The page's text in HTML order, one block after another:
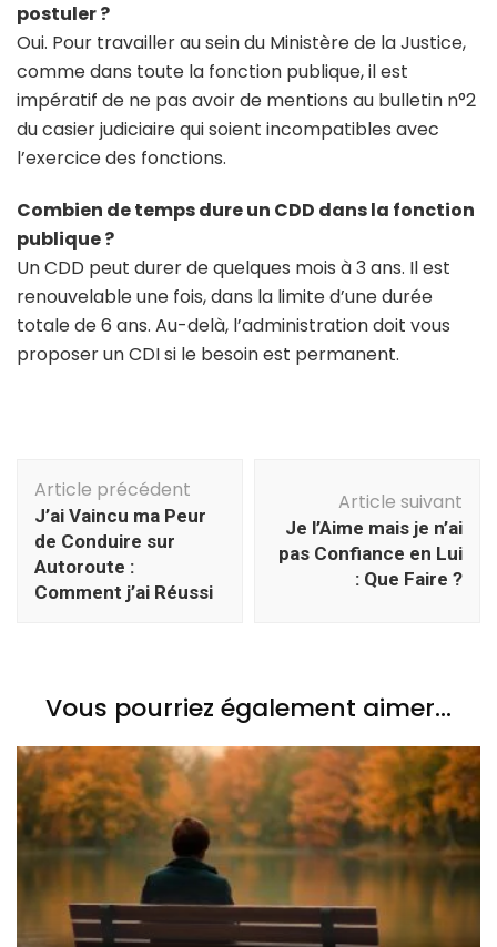
postuler ?
Oui. Pour travailler au sein du Ministère de la Justice,
comme dans toute la fonction publique, il est
impératif de ne pas avoir de mentions au bulletin n°2
du casier judiciaire qui soient incompatibles avec
l’exercice des fonctions.
Combien de temps dure un CDD dans la fonction
publique ?
Un CDD peut durer de quelques mois à 3 ans. Il est
renouvelable une fois, dans la limite d’une durée
totale de 6 ans. Au-delà, l’administration doit vous
proposer un CDI si le besoin est permanent.
d'article
Article précédent
J’ai Vaincu ma Peur
de Conduire sur
Autoroute :
Comment j’ai Réussi
Article suivant
Je l’Aime mais je n’ai
pas Confiance en Lui
: Que Faire ?
Vous pourriez également aimer...